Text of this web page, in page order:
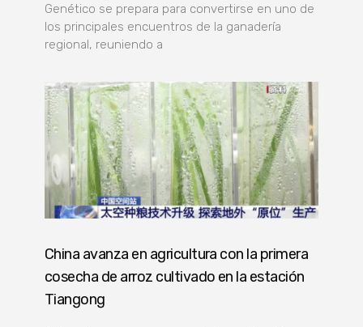
Genético se prepara para convertirse en uno de
los principales encuentros de la ganadería
regional, reuniendo a
China avanza en agricultura con la primera
cosecha de arroz cultivado en la estación
Tiangong